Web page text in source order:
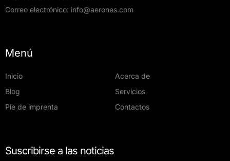
Correo electrónico: info@aerones.com
Menú
Inicio
Acerca de
Blog
Servicios
Pie de imprenta
Contactos
Suscribirse a las noticias